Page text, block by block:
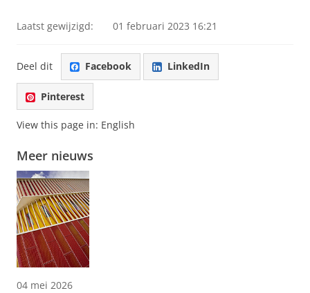
Laatst gewijzigd: 01 februari 2023 16:21
Deel dit Facebook LinkedIn
Pinterest
View this page in: English
Meer nieuws
04 mei 2026